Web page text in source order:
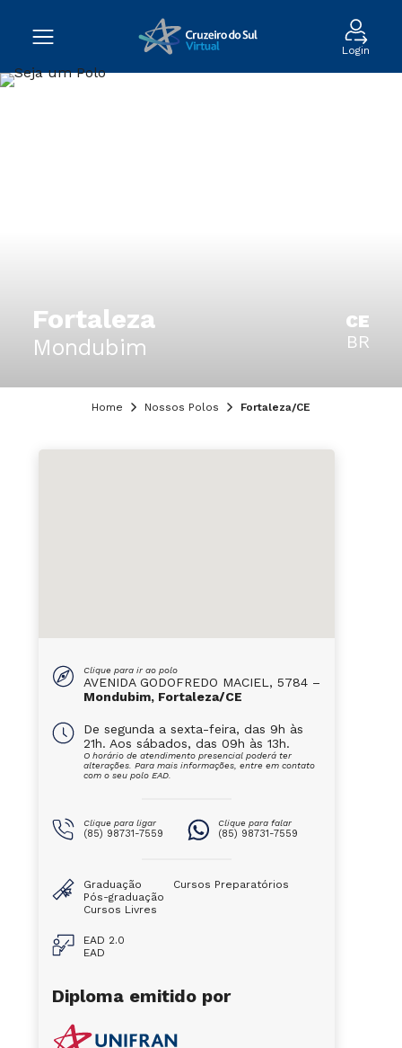
Login
Fortaleza
Mondubim
CE
BR
Home Nossos Polos Fortaleza/CE
Clique para ir ao polo
AVENIDA GODOFREDO MACIEL, 5784 –
Mondubim, Fortaleza/CE
De segunda a sexta-feira, das 9h às
21h. Aos sábados, das 09h às 13h.
O horário de atendimento presencial poderá ter
alterações. Para mais informações, entre em contato
com o seu polo EAD.
Clique para ligar
(85) 98731-7559
Clique para falar
(85) 98731-7559
Graduação
Pós-graduação
Cursos Livres
Cursos Preparatórios
EAD 2.0
EAD
Diploma emitido por